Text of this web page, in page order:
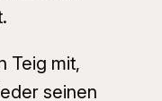
Teig mit,
seinen